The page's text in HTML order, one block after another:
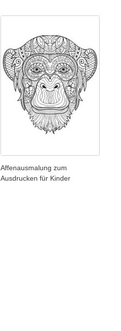
Affenausmalung zum
Ausdrucken für Kinder